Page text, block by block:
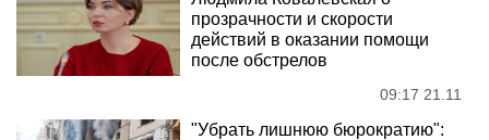
прозрачности и скорости
действий в оказании помощи
после обстрелов
09:17 21.11
"Убрать лишнюю бюрократию":